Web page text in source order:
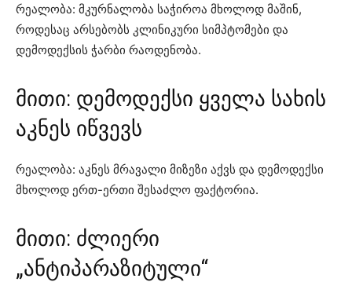
რეალობა: მკურნალობა საჭიროა მხოლოდ მაშინ,
როდესაც არსებობს კლინიკური სიმპტომები და
დემოდექსის ჭარბი რაოდენობა.
მითი: დემოდექსი ყველა სახის
აკნეს იწვევს
რეალობა: აკნეს მრავალი მიზეზი აქვს და დემოდექსი
მხოლოდ ერთ-ერთი შესაძლო ფაქტორია.
მითი: ძლიერი
„ანტიპარაზიტული“